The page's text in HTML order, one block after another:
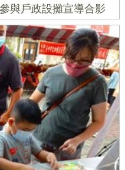
與戶政設攤宣導合影